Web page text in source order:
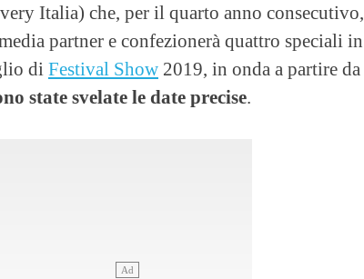
Italia) che, per il quarto anno consecutivo,
partner e confezionerà quattro speciali in
di Festival Show 2019, in onda a partire da
state svelate le date precise.